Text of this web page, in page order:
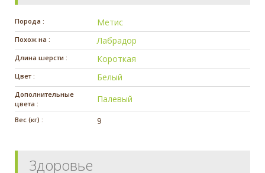
Порода : Метис
Похож на : Лабрадор
Длина шерсти : Короткая
Цвет : Белый
Дополнительные
цвета :
Палевый
Вес (кг) : 9
Здоровье